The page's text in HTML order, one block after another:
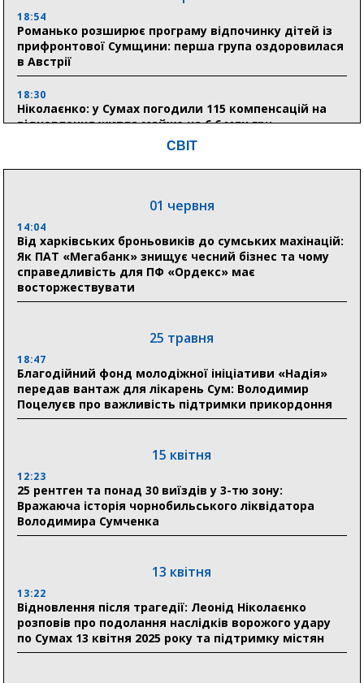
18:54
Романько розширює програму відпочинку дітей із
прифронтової Сумщини: перша група оздоровилася
в Австрії
18:30
Ніколаєнко: у Сумах погодили 115 компенсацій на
відновлення житла майже на 6,6 млн грн
31 липня
До 19 400 гривень на паливо: Пенсійний фонд
Сумщини пояснив, як отримати допомогу на зиму
17:52
«Укрексімбанк» припиняє виплату пенсій: у
Пенсійному фонді Сумщини пояснили, що робити
людям
Артем Кобзар вручив родинам 20 полеглих Героїв
відзнаки «Почесного громадянина міста Суми»
30 липня
Сумська клінічна лікарня Святого Пантелеймона
18:33
Олексій Романько долучився до обговорення Плану
стійкості Сумщини з Прем’єр-міністром
Місто посилює міжнародну співпрацю: Суми
отримали 12 потужних станцій для Пунктів обігріву
29 липня
СВІТ
01 червня
14:04
Від харківських броньовиків до сумських махінацій:
Як ПАТ «Мегабанк» знищує чесний бізнес та чому
справедливість для ПФ «Ордекс» має
восторжествувати
25 травня
18:47
Благодійний фонд молодіжної ініціативи «Надія»
передав вантаж для лікарень Сум: Володимир
Поцелуєв про важливість підтримки прикордоння
15 квітня
12:23
25 рентген та понад 30 виїздів у 3-тю зону:
Вражаюча історія чорнобильського ліквідатора
Володимира Сумченка
13 квітня
13:22
Відновлення після трагедії: Леонід Ніколаєнко
розповів про подолання наслідків ворожого удару
по Сумах 13 квітня 2025 року та підтримку містян